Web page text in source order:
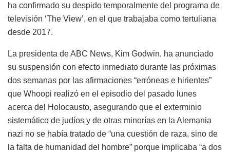
ha confirmado su despido temporalmente del programa de
televisión ‘The View’, en el que trabajaba como tertuliana
desde 2017.
La presidenta de ABC News, Kim Godwin, ha anunciado
su suspensión con efecto inmediato durante las próximas
dos semanas por las afirmaciones “erróneas e hirientes”
que Whoopi realizó en el episodio del pasado lunes
acerca del Holocausto, asegurando que el exterminio
sistemático de judíos y de otras minorías en la Alemania
nazi no se había tratado de “una cuestión de raza, sino de
la falta de humanidad del hombre” porque implicaba “a dos